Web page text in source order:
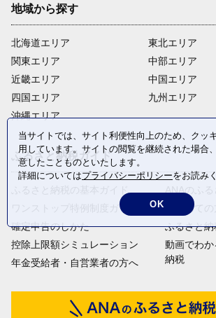
地域から探す
北海道エリア
関東エリア
近畿エリア
四国エリア
沖縄エリア
東北エリア
中部エリア
中国エリア
九州エリア
ふるさと納税ガイド
ふるさと納税の基本ガイド
ワンストップ特例制度ガイド
確定申告のしかた
控除上限額シミュレーション
年金受給者・自営業者の方へ
ANAのふる
はじめての
ふるさと
動画でわか
納税
当サイトでは、サイト利便性向上のため、クッ
用しています。サイトの閲覧を継続された場合
意したことものといたします。
詳細についてはプライバシーポリシーをお読み
OK